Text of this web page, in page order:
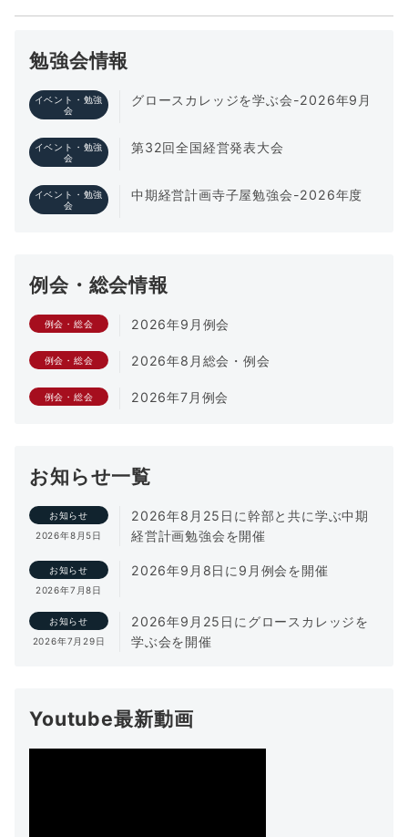
の
ペ
ジ
送
勉強会情報
イベント・勉強
会
グロースカレッジを学ぶ会-2026年9月
イベント・勉強
会
第32回全国経営発表大会
イベント・勉強
会
中期経営計画寺子屋勉強会-2026年度
例会・総会情報
例会・総会 2026年9月例会
例会・総会 2026年8月総会・例会
例会・総会 2026年7月例会
お知らせ一覧
お知らせ
2026年8月5日
2026年8月25日に幹部と共に学ぶ中期
経営計画勉強会を開催
お知らせ
2026年7月8日
2026年9月8日に9月例会を開催
お知らせ
2026年7月29日
2026年9月25日にグロースカレッジを
学ぶ会を開催
Youtube最新動画